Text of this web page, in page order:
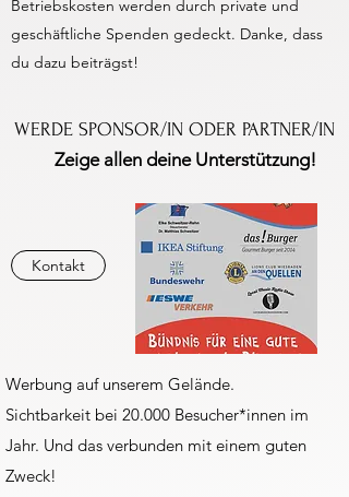
Betriebskosten werden durch private und
geschäftliche Spenden gedeckt. Danke, dass
du dazu beiträgst!
WERDE SPONSOR/IN ODER PARTNER/IN
Zeige allen deine Unterstützung!
Kontakt
Werbung auf unserem Gelände.
Sichtbarkeit bei 20.000 Besucher*innen im
Jahr. Und das verbunden mit einem guten
Zweck!